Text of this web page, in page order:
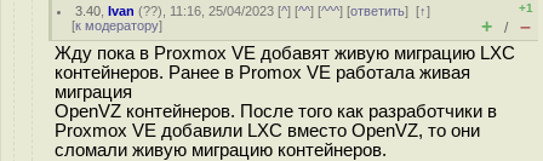
3.40 ,Ivan (??), 11:16, 25/04/2023 [^] [^^] [^^^] [ответить][↑]
[к модератору]
+1
+ / –
Жду пока в Proxmox VE добавят живую миграцию LXC
контейнеров. Ранее в Promox VE работала живая
миграция
OpenVZ контейнеров. После того как разработчики в
Proxmox VE добавили LXC вместо OpenVZ, то они
сломали живую миграцию контейнеров.